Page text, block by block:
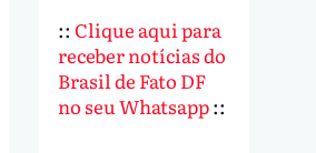
:: Clique aqui para
receber notícias do
Brasil de Fato DF
no seu Whatsapp::